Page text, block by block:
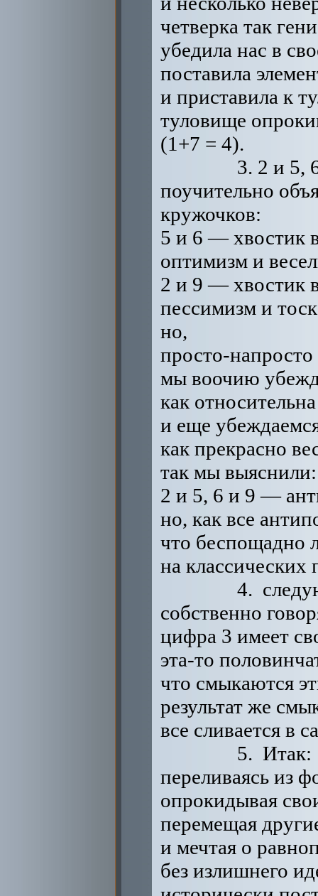
четверка так
убедила нас в
поставила
и приставила к
туловище
(1+7 = 4).
3. 2 и 5,
поучительно
кружочков:
5 и 6 — хвостик
оптимизм и
2 и 9 — хвостик
пессимизм и
но,
просто-
мы воочию
как
и еще
как прекрасно
так мы выяснили:
2 и 5, 6 и 9 —
но, как все
что беспощадно
на классических
4.
собственно
цифра 3 имеет
эта-то
что смыкаются
результат же
все сливается в
5. Итак:
переливаясь из
опрокидывая
перемещая
и мечтая о
без излишнего